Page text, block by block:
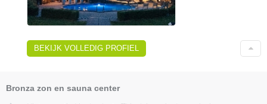
BEKIJK VOLLEDIG PROFIEL
Bronza zon en sauna center